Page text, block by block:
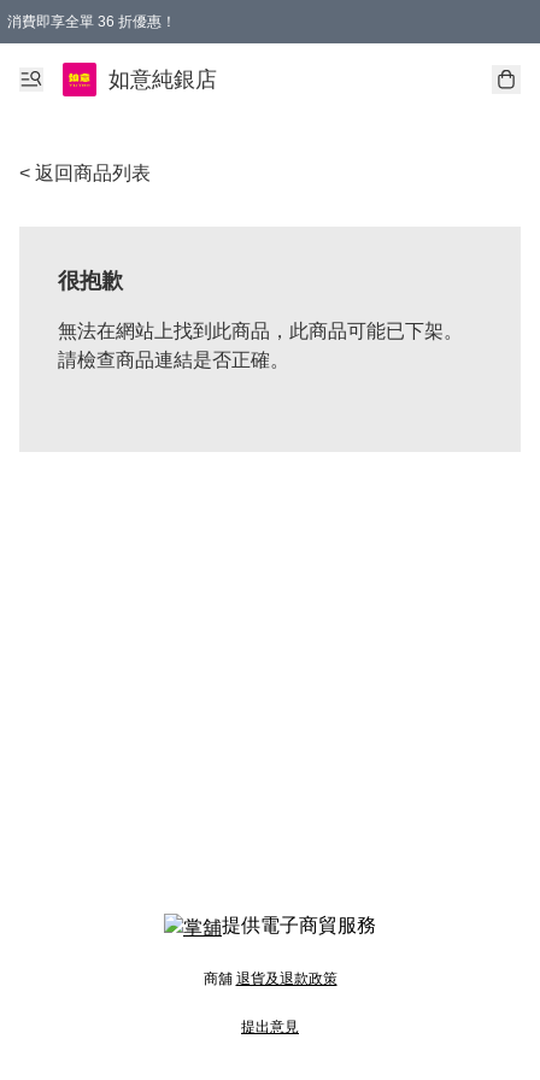
消費即享全單 36 折優惠！
購物满$50，全國包郵。Free shopping on orders over $50.
如意純銀店
< 返回商品列表
很抱歉
無法在網站上找到此商品，此商品可能已下架。
請檢查商品連結是否正確。
提供電子商貿服務
商舖 退貨及退款政策
提出意見